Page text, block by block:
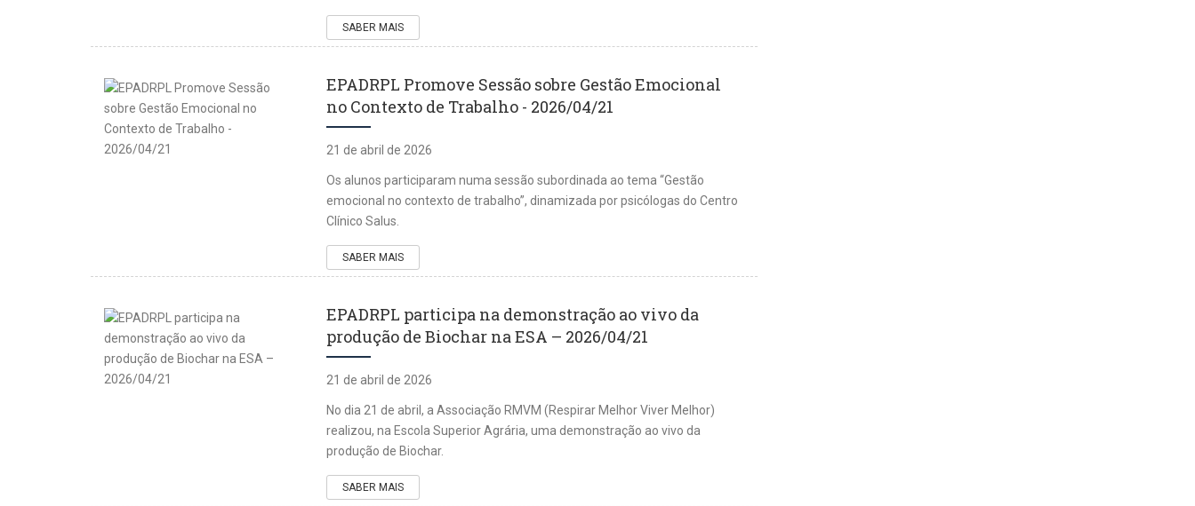
SABER MAIS
EPADRPL Promove Sessão sobre Gestão Emocional
no Contexto de Trabalho - 2026/04/21
21 de abril de 2026
Os alunos participaram numa sessão subordinada ao tema “Gestão
emocional no contexto de trabalho”, dinamizada por psicólogas do Centro
Clínico Salus.
SABER MAIS
EPADRPL participa na demonstração ao vivo da
produção de Biochar na ESA – 2026/04/21
21 de abril de 2026
No dia 21 de abril, a Associação RMVM (Respirar Melhor Viver Melhor)
realizou, na Escola Superior Agrária, uma demonstração ao vivo da
produção de Biochar.
SABER MAIS